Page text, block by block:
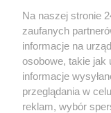
Wydawca mediów
Na naszej stronie
zaufanych
informacje na
osobowe, takie jak
informacje
przeglądania w
reklam, wybór